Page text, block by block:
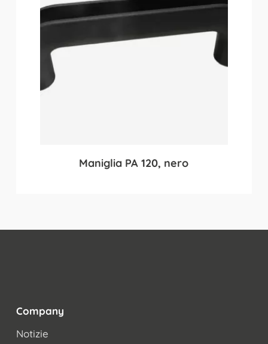
Maniglia PA 120, nero
Company
Notizie